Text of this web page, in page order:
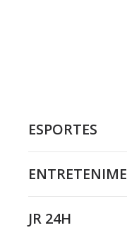
ESPORTES
JR 24H